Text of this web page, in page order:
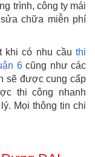
trình, công ty mái
chữa miễn phí
khi có nhu cầuthi
6cũng như các
sẽ được cung cấp
thi công nhanh
Mọi thông tin chi